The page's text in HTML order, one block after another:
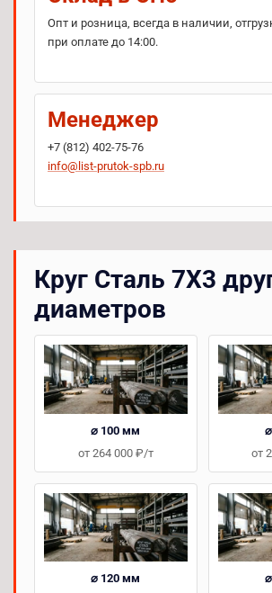
Опт и розница, всегда в наличии,
при оплате до 14:00.
Менеджер
+7 (812) 402-75-76
info@list-prutok-spb.ru
Круг Сталь 7Х3
диаметров
⌀ 100 мм
от 264 000 ₽/т
от
⌀ 120 мм